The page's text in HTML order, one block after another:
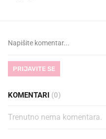
PRIJAVITE SE
KOMENTARI (0)
Trenutno nema komentara.